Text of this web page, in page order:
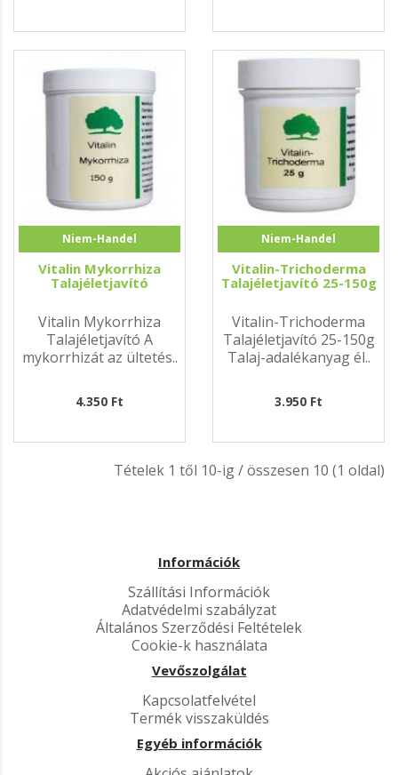
Niem-Handel
Vitalin Mykorrhiza
Talajéletjavító
Vitalin Mykorrhiza
Talajéletjavító A
mykorrhizát az ültetés..
4.350 Ft
Niem-Handel
Vitalin-Trichoderma
Talajéletjavító 25-150g
Vitalin-Trichoderma
Talajéletjavító 25-150g
Talaj-adalékanyag él..
3.950 Ft
Tételek 1 től 10-ig / összesen 10 (1 oldal)
Információk
Szállítási Információk
Adatvédelmi szabályzat
Általános Szerződési Feltételek
Cookie-k használata
Vevőszolgálat
Kapcsolatfelvétel
Termék visszaküldés
Egyéb információk